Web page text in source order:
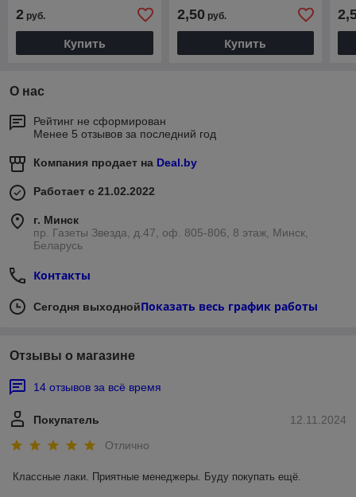
2 руб.
Купить
2,50руб.
Купить
О нас
Рейтинг не сформирован
Менее 5 отзывов за последний год
Компания продает на Deal.by
Работает с 21.02.2022
г. Минск
пр. Газеты Звезда, д.47, оф. 805-806, 8 этаж, Минск,
Беларусь
Контакты
Сегодня выходнойПоказать весь график работы
Отзывы о магазине
14 отзывов за всё время
12.11.2024
Покупатель
Отлично
Классные лаки. Приятные менеджеры. Буду покупать ещё.